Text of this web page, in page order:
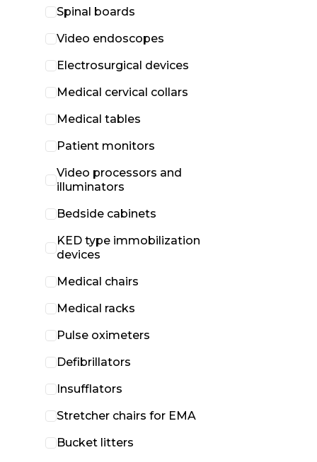
Spinal boards
Video endoscopes
Electrosurgical devices
Medical cervical collars
Medical tables
Patient monitors
Video processors and
illuminators
Bedside cabinets
KED type immobilization
devices
Medical chairs
Medical racks
Pulse oximeters
Defibrillators
Insufflators
Stretcher chairs for EMA
Bucket litters